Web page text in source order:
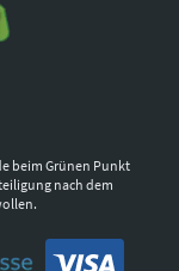
beim Grünen Punkt
nach dem